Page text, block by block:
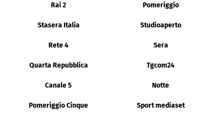
Rai 2 Pomeriggio
Stasera Italia Studioaperto
Rete 4 Sera
Quarta Repubblica Tgcom24
Canale 5 Notte
Pomeriggio Cinque Sport mediaset